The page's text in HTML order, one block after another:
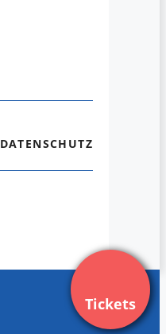
Tickets
DATENSCHUTZ